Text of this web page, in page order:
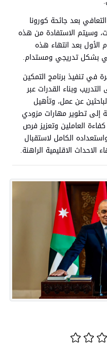
بعد جائحة كورونا
وسيتم الاستفادة من هذه
بعد انتهاء هذه
بشكل تدريجي ومستدام.
في تنفيذ برنامج التمكين
وبناء القدرات عبر
عن عمل، وتأهيل
إلى تطوير مهارات مزودي
العاملين وتعزيز فرص
الكامل لاستقبال
الاحداث الاقليمية الراهنة.